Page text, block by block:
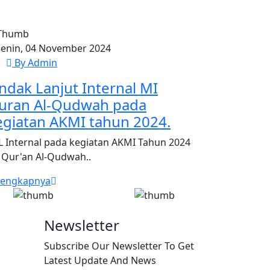
04 November 2024
By Admin
Lanjut Internal MI
Al-Qudwah pada
AKMI tahun 2024.
Internal pada kegiatan AKMI Tahun 2024
Al-Qudwah..
Newsletter
Subscribe Our Newsletter To Get
Latest Update And News